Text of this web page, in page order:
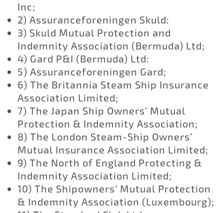
Inc;
2) Assuranceforeningen Skuld:
3) Skuld Mutual Protection and
Indemnity Association (Bermuda) Ltd;
4) Gard P&I (Bermuda) Ltd:
5) Assuranceforeningen Gard;
6) The Britannia Steam Ship Insurance
Association Limited;
7) The Japan Ship Owners’ Mutual
Protection & Indemnity Association;
8) The London Steam-Ship Owners’
Mutual Insurance Association Limited;
9) The North of England Protecting &
Indemnity Association Limited;
10) The Shipowners’ Mutual Protection
& Indemnity Association (Luxembourg);